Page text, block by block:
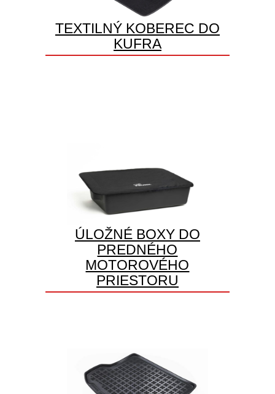
TEXTILNÝ KOBEREC DO
KUFRA
ÚLOŽNÉ BOXY DO
PREDNÉHO
MOTOROVÉHO
PRIESTORU